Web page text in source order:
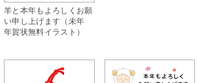
羊と本年もよろしくお願
い申し上げます（未年
年賀状無料イラスト）